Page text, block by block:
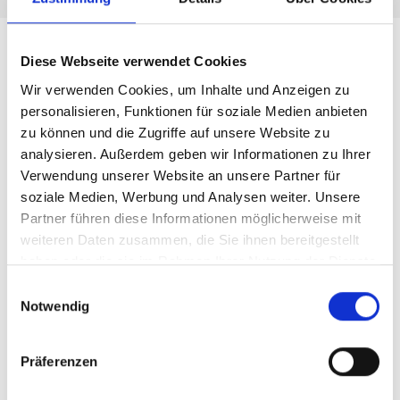
Diese Webseite verwendet Cookies
Wir verwenden Cookies, um Inhalte und Anzeigen zu
personalisieren, Funktionen für soziale Medien anbieten
zu können und die Zugriffe auf unsere Website zu
analysieren. Außerdem geben wir Informationen zu Ihrer
Verwendung unserer Website an unsere Partner für
soziale Medien, Werbung und Analysen weiter. Unsere
Partner führen diese Informationen möglicherweise mit
weiteren Daten zusammen, die Sie ihnen bereitgestellt
haben oder die sie im Rahmen Ihrer Nutzung der Dienste
Notwendig
Präferenzen
Attributs
Fonctionnalité IQ-X E
Feux de croisement in Lux 150
Dimensions in mm